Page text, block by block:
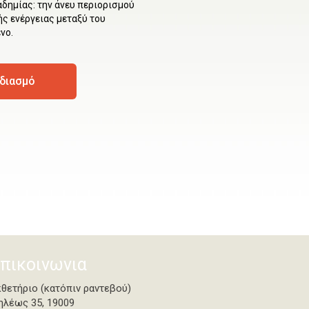
την άνευ περιορισμού
ενέργειας μεταξύ του
(κατόπιν ραντεβού)
35, 19009